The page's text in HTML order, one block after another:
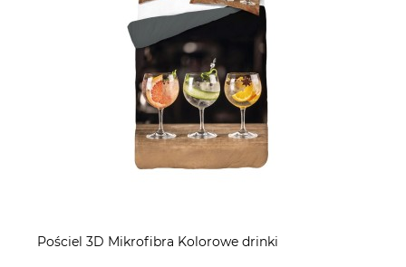
Pościel 3D Mikrofibra Kolorowe drinki